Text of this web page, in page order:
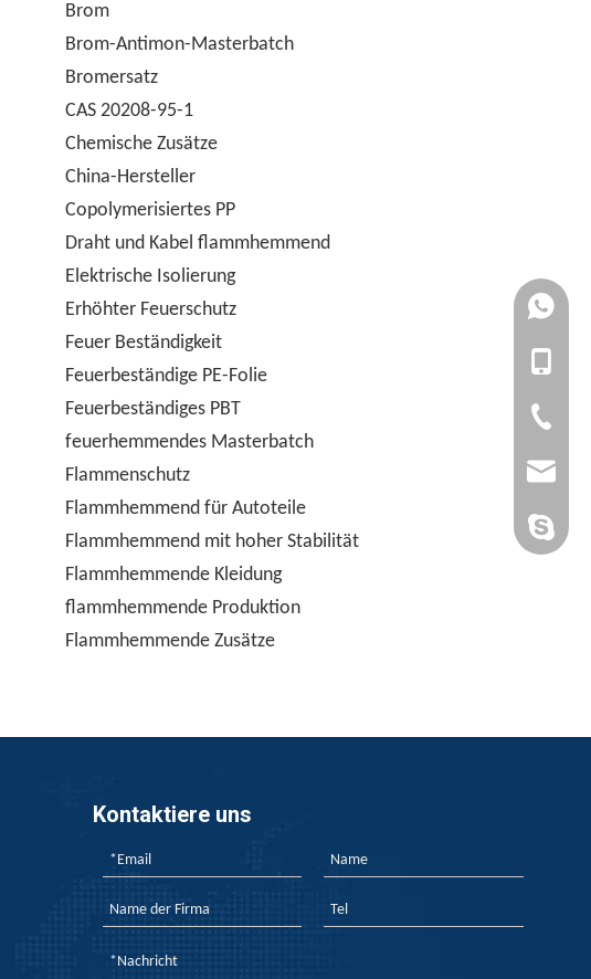
Brom
Brom-Antimon-Masterbatch
Bromersatz
CAS 20208-95-1
Chemische Zusätze
China-Hersteller
Copolymerisiertes PP
Draht und Kabel flammhemmend
Elektrische Isolierung
Erhöhter Feuerschutz
Feuer Beständigkeit
Feuerbeständige PE-Folie
Feuerbeständiges PBT
feuerhemmendes Masterbatch
Flammenschutz
Flammhemmend für Autoteile
Flammhemmend mit hoher Stabilität
Flammhemmende Kleidung
flammhemmende Produktion
Flammhemmende Zusätze
+86-
+86-20-
yan-g-
Sandy
Kontaktiere uns